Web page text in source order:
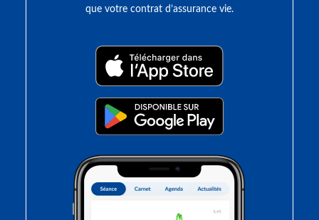
que votre contrat d’assurance vie.